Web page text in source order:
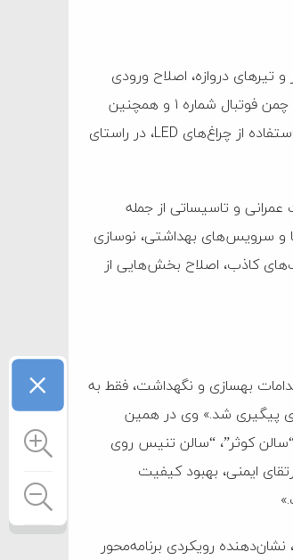
تیرهای دروازه، اصلاح ورودی
تماشاگران و نیمکت بازیکنان در زمین فوتبال شماره ۲، نصب فنس پیرامونی زمین چمن فوتبال شماره ۱ و همچنین
اجرای روشنایی زمین‌های فوتبال شماره ۳ و ۴ از طریق احداث ۲۸ دکل روشنایی و استفاده از چراغ‌های LED، در راستای
عمرانی و تاسیساتی از جمله
و سرویس‌های بهداشتی، نوسازی
کاذب، اصلاح بخش‌هایی از
بهسازی و نگهداشت، فقط به
پیگیری شد.» وی در همین
کوثر”، “سالن تنیس روی
ایمنی، بهبود کیفیت
۱۴۰۴ در اماکن ورزشی کیش، نشان‌دهنده رویکردی برنامه‌محور
×